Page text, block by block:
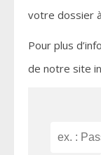
votre dossier
Pour plus
de notre site